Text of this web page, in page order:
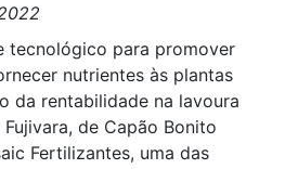
tecnológico para promover
nutrientes às plantas
da rentabilidade na lavoura
de Capão Bonito
Fertilizantes, uma das